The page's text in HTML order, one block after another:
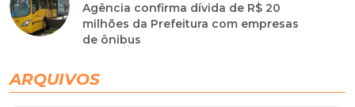
Agência confirma dívida de R$ 20
milhões da Prefeitura com empresas
de ônibus
ARQUIVOS